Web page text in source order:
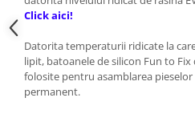
Click aici!
Datorita temperaturii ridicate la
lipit, batoanele de silicon Fun to
folosite pentru asamblarea
permanent.